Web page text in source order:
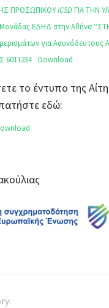
ΠΡΟΣΩΠΙΚΟΥICSDΓΙΑ ΤΗΝ
ΕΔΗΔ στην Αθήνα
για Ασυνόδευτους
6011234
Download
το έντυπο της
εδώ: